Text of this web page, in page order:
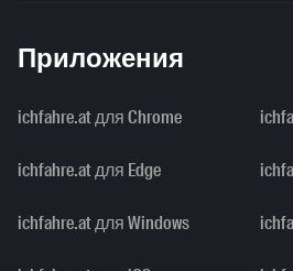
Приложения
ichfahre.at для Chrome
ichfahre.at для Edge
ichfahre.at для Windows